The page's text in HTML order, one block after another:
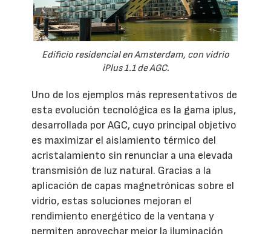
Edificio residencial en Amsterdam, con vidrio
iPlus 1.1 de AGC.
Uno de los ejemplos más representativos de
esta evolución tecnológica es la gama iplus,
desarrollada por AGC, cuyo principal objetivo
es maximizar el aislamiento térmico del
acristalamiento sin renunciar a una elevada
transmisión de luz natural. Gracias a la
aplicación de capas magnetrónicas sobre el
vidrio, estas soluciones mejoran el
rendimiento energético de la ventana y
permiten aprovechar mejor la iluminación